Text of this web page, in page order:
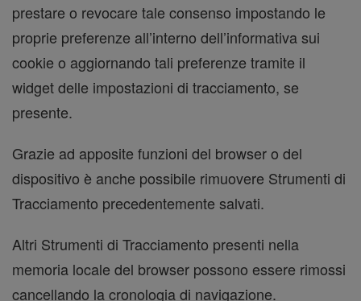
prestare o revocare tale consenso impostando le
proprie preferenze all’interno dell’informativa sui
cookie o aggiornando tali preferenze tramite il
widget delle impostazioni di tracciamento, se
presente.
Grazie ad apposite funzioni del browser o del
dispositivo è anche possibile rimuovere Strumenti di
Tracciamento precedentemente salvati.
Altri Strumenti di Tracciamento presenti nella
memoria locale del browser possono essere rimossi
cancellando la cronologia di navigazione.